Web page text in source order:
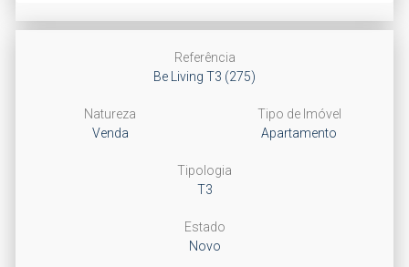
Referência
Be Living T3 (275)
Natureza
Venda
Tipo de Imóvel
Apartamento
Tipologia
T3
Estado
Novo